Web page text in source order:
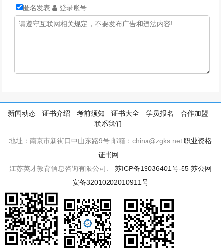
匿名发表 登录账号
新闻动态 证书介绍 考前须知 证书大全 学员报名
合作加盟
联系我们
地址：南京市新街口中山东路9号 邮箱：china@zgks.net职业资格
证书网
江苏英才教育信息咨询有限公司. 苏ICP备19036401号-55 苏公网
安备32010202010911号